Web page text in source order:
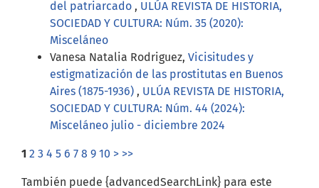
del patriarcado , ULÚA REVISTA DE HISTORIA,
SOCIEDAD Y CULTURA: Núm. 35 (2020):
Misceláneo
Vanesa Natalia Rodriguez, Vicisitudes y
estigmatización de las prostitutas en Buenos
Aires (1875-1936) , ULÚA REVISTA DE HISTORIA,
SOCIEDAD Y CULTURA: Núm. 44 (2024):
Misceláneo julio - diciembre 2024
1 2 3 4 5 6 7 8 9 10 > >>
También puede {advancedSearchLink} para este